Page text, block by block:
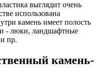
выглядит очень
использована
камень имеет полость
- люки, ландшафтные
пр.
камень-